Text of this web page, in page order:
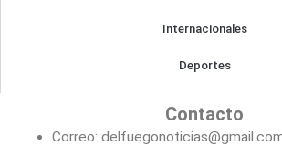
Internacionales
Deportes
Contacto
Correo: